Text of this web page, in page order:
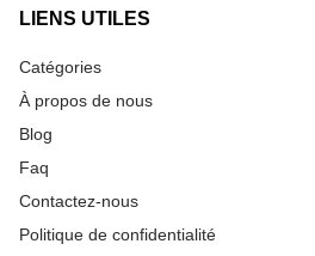
LIENS UTILES
Catégories
À propos de nous
Blog
Faq
Contactez-nous
Politique de confidentialité